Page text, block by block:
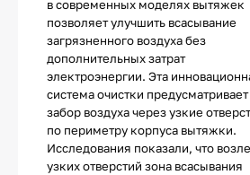
в современных моделях вытяжек
позволяет улучшить всасывание
загрязненного воздуха без
дополнительных затрат
электроэнергии. Эта
система очистки предусматривает
забор воздуха через узкие
по периметру корпуса вытяжки.
Исследования показали, что возле
узких отверстий зона всасывания